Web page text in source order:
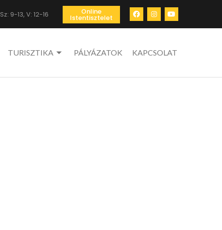
9-13, V: 12-16 Online
Istentisztelet
TURISZTIKA PÁLYÁZATOK KAPCSOLAT